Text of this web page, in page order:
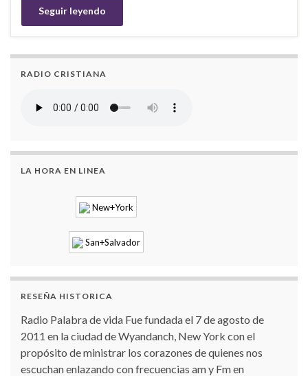
Seguir leyendo
RADIO CRISTIANA
LA HORA EN LINEA
New+York
San+Salvador
RESEÑA HISTORICA
Radio Palabra de vida Fue fundada el 7 de agosto de
2011 en la ciudad de Wyandanch, New York con el
propósito de ministrar los corazones de quienes nos
escuchan enlazando con frecuencias am y Fm en